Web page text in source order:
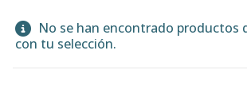
No se han encontrado productos
con tu selección.